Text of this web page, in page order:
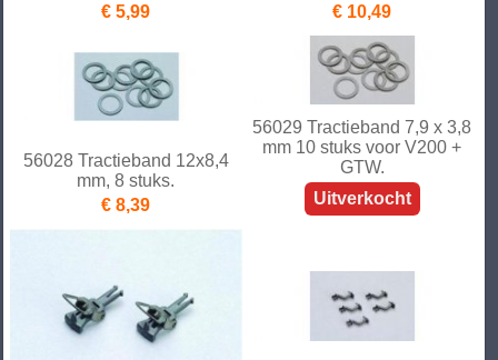
€ 5,99
€ 10,49
56028 Tractieband 12x8,4
mm, 8 stuks.
€ 8,39
56029 Tractieband 7,9 x 3,8
mm 10 stuks voor V200 +
GTW.
Uitverkocht